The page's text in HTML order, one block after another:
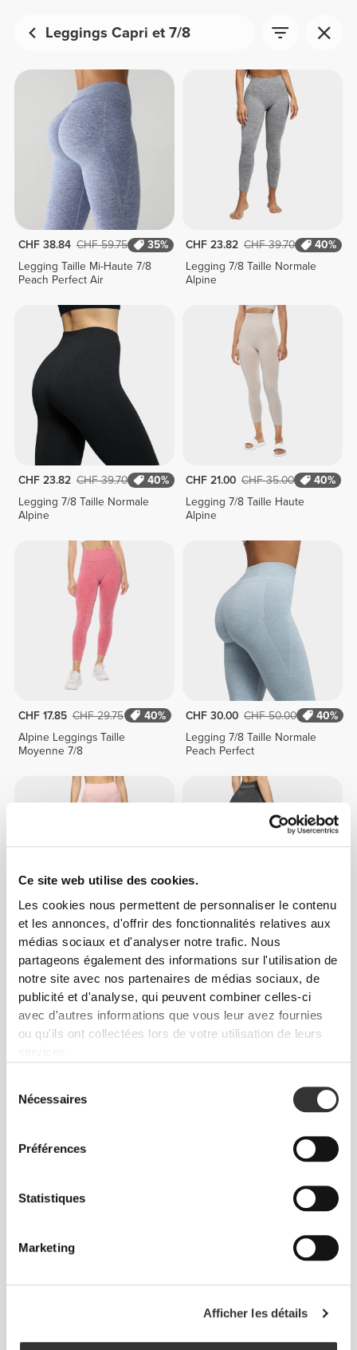
Ce site web utilise des cookies.
Les cookies nous permettent de personnaliser le contenu
et les annonces, d'offrir des fonctionnalités relatives aux
médias sociaux et d'analyser notre trafic. Nous
partageons également des informations sur l'utilisation de
notre site avec nos partenaires de médias sociaux, de
publicité et d'analyse, qui peuvent combiner celles-ci
avec d'autres informations que vous leur avez fournies
ou qu'ils ont collectées lors de votre utilisation de leurs
Nécessaires
Préférences
Statistiques
Marketing
Afficher les détails
Leggings Capri et 7/8
CHF 38.84 CHF 59.75
35%
Legging Taille Mi-Haute 7/8
Peach Perfect Air
CHF 23.82 CHF 39.70
40%
Legging 7/8 Taille Normale
Alpine
CHF 23.82 CHF 39.70
40%
Legging 7/8 Taille Normale
Alpine
CHF 21.00 CHF 35.00
40%
Legging 7/8 Taille Haute
Alpine
CHF 17.85 CHF 29.75
40%
Alpine Leggings Taille
Moyenne 7/8
CHF 30.00 CHF 50.00
40%
Legging 7/8 Taille Normale
Peach Perfect
CHF 17.33 CHF 34.65
50%
AirFlow Leggings Taille
Moyenne 7/8
CHF 29.76 CHF 49.60
Legging 7/8 Taille Normale
Peach Perfect
Legging 7/8 Taille Normale
40%
Legging 7/8 Taille Normale